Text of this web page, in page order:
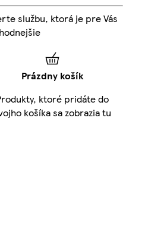
službu, ktorá je pre Vás
Prázdny košík
ktoré pridáte do
košíka sa zobrazia tu